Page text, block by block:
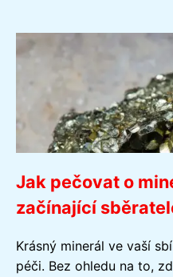
Jak pečovat o
začínající
Krásný minerál ve vaší
péči. Bez ohledu na to,